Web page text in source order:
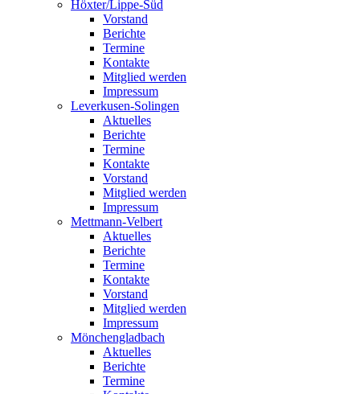
Höxter/Lippe-Süd
Vorstand
Berichte
Termine
Kontakte
Mitglied werden
Impressum
Leverkusen-Solingen
Aktuelles
Berichte
Termine
Kontakte
Vorstand
Mitglied werden
Impressum
Mettmann-Velbert
Aktuelles
Berichte
Termine
Kontakte
Vorstand
Mitglied werden
Impressum
Mönchengladbach
Aktuelles
Berichte
Termine